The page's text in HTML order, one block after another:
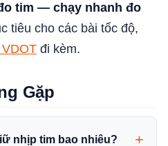
tim — chạy nhanh đo
tiêu cho các bài tốc độ,
đi kèm.
Gặp
nhịp tim bao nhiêu?